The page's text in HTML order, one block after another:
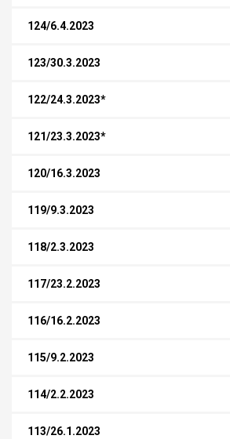
124/6.4.2023
123/30.3.2023
122/24.3.2023*
121/23.3.2023*
120/16.3.2023
119/9.3.2023
118/2.3.2023
117/23.2.2023
116/16.2.2023
115/9.2.2023
114/2.2.2023
113/26.1.2023